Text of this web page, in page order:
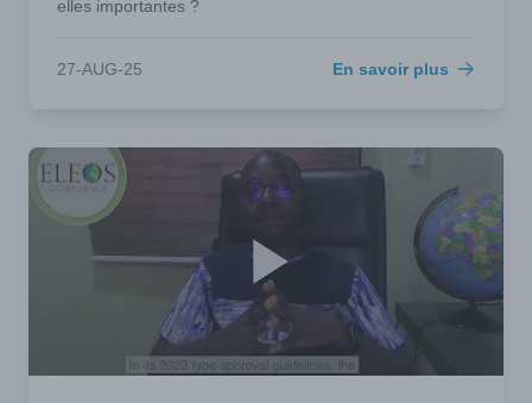
elles importantes ?
27-AUG-25 En savoir plus